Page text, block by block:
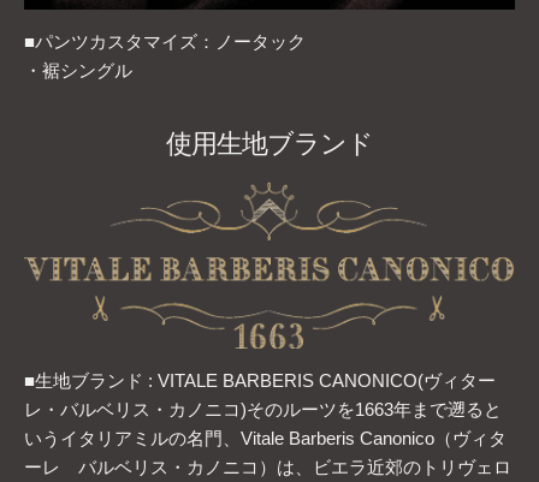
■パンツカスタマイズ：ノータック
・裾シングル
使用生地ブランド
■生地ブランド : VITALE BARBERIS CANONICO(ヴィター
レ・バルベリス・カノニコ)そのルーツを1663年まで遡ると
いうイタリアミルの名門、Vitale Barberis Canonico（ヴィタ
ーレ バルベリス・カノニコ）は、ビエラ近郊のトリヴェロ